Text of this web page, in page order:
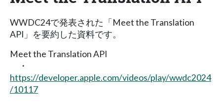
WWDC24で発表された「Meet the Translation
API」を要約した資料です。
Meet the Translation API
・
https://developer.apple.com/videos/play/wwdc2024
/10117